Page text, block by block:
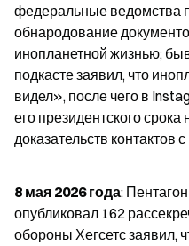
федеральные ведомства
обнародование
инопланетной жизнью;
подкасте заявил, что
видел», после чего в
его президентского
доказательств контактов
8 мая 2026 года:
опубликовал 162
обороны Хегсетс заявил,